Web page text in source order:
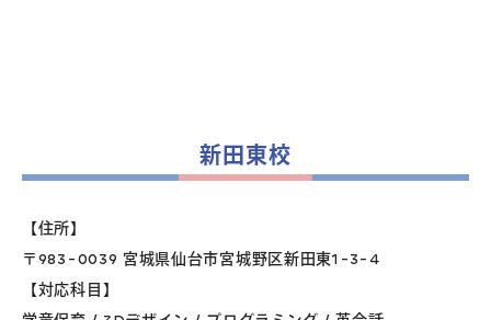
新田東校
【住所】
〒983-0039 宮城県仙台市宮城野区新田東1-3-4
【対応科目】